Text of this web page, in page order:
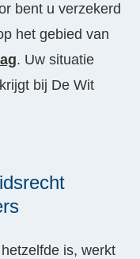
bent u verzekerd
het gebied van
. Uw situatie
bij De Wit
is, werkt